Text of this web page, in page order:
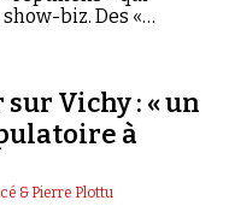
biz. Des «
Vichy : « un
à
& Pierre Plottu